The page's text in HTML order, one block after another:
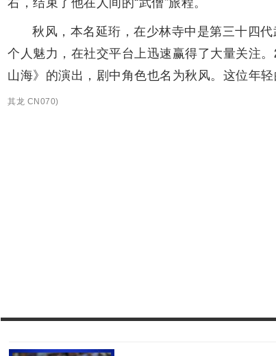
秋风，本名延珩，在少林寺中是第三十四
个人魅力，在社交平台上迅速赢得了大量关注
山海》的演出，剧中角色也名为秋风。这位年
其龙 CN070)